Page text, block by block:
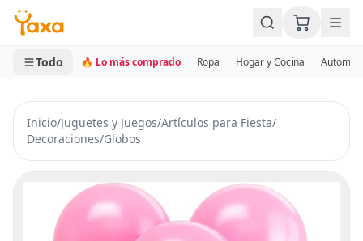
MINI CARRITO
0 productos
Todo 🔥 Lo más comprado Ropa Hogar y Cocina
Inicio/Juguetes y Juegos/Artículos para Fiesta/
Decoraciones/Globos